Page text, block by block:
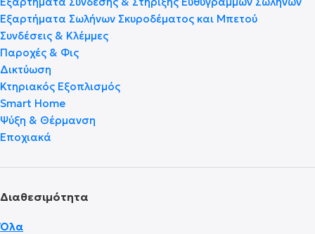
Εξαρτήματα Σωλήνων Σκυροδέματος και Μπετού
Συνδέσεις & Κλέμμες
Παροχές & Φις
Δικτύωση
Κτηριακός Εξοπλισμός
Smart Home
Ψύξη & Θέρμανση
Εποχιακά
Διαθεσιμότητα
Όλα